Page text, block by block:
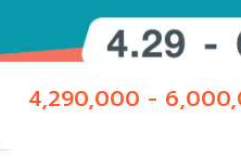
4,290,000 -